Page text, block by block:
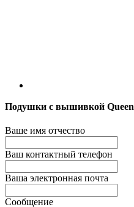
Подушки с вышивкой Queen
Ваше имя отчество
Ваш контактный телефон
Ваша электронная почта
Сообщение